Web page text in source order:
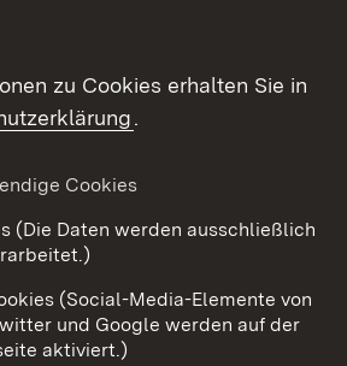
Barrierefreiheit
Cookies
zu Cookies erhalten Sie in
.
Cookies
(Die Daten werden ausschließlich
(Social-Media-Elemente von
und Google werden auf der
aktiviert.)